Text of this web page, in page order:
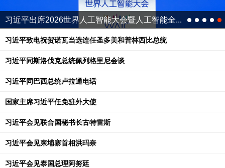
习近平出席2026世界人工智能大会暨人工智能全...
习近平致电祝贺诺瓦当选连任圣多美和普林西比总统
习近平同斯洛伐克总统佩列格里尼会谈
习近平同巴西总统卢拉通电话
国家主席习近平任免驻外大使
习近平会见联合国秘书长古特雷斯
习近平会见柬埔寨首相洪玛奈
习近平会见泰国总理阿努廷